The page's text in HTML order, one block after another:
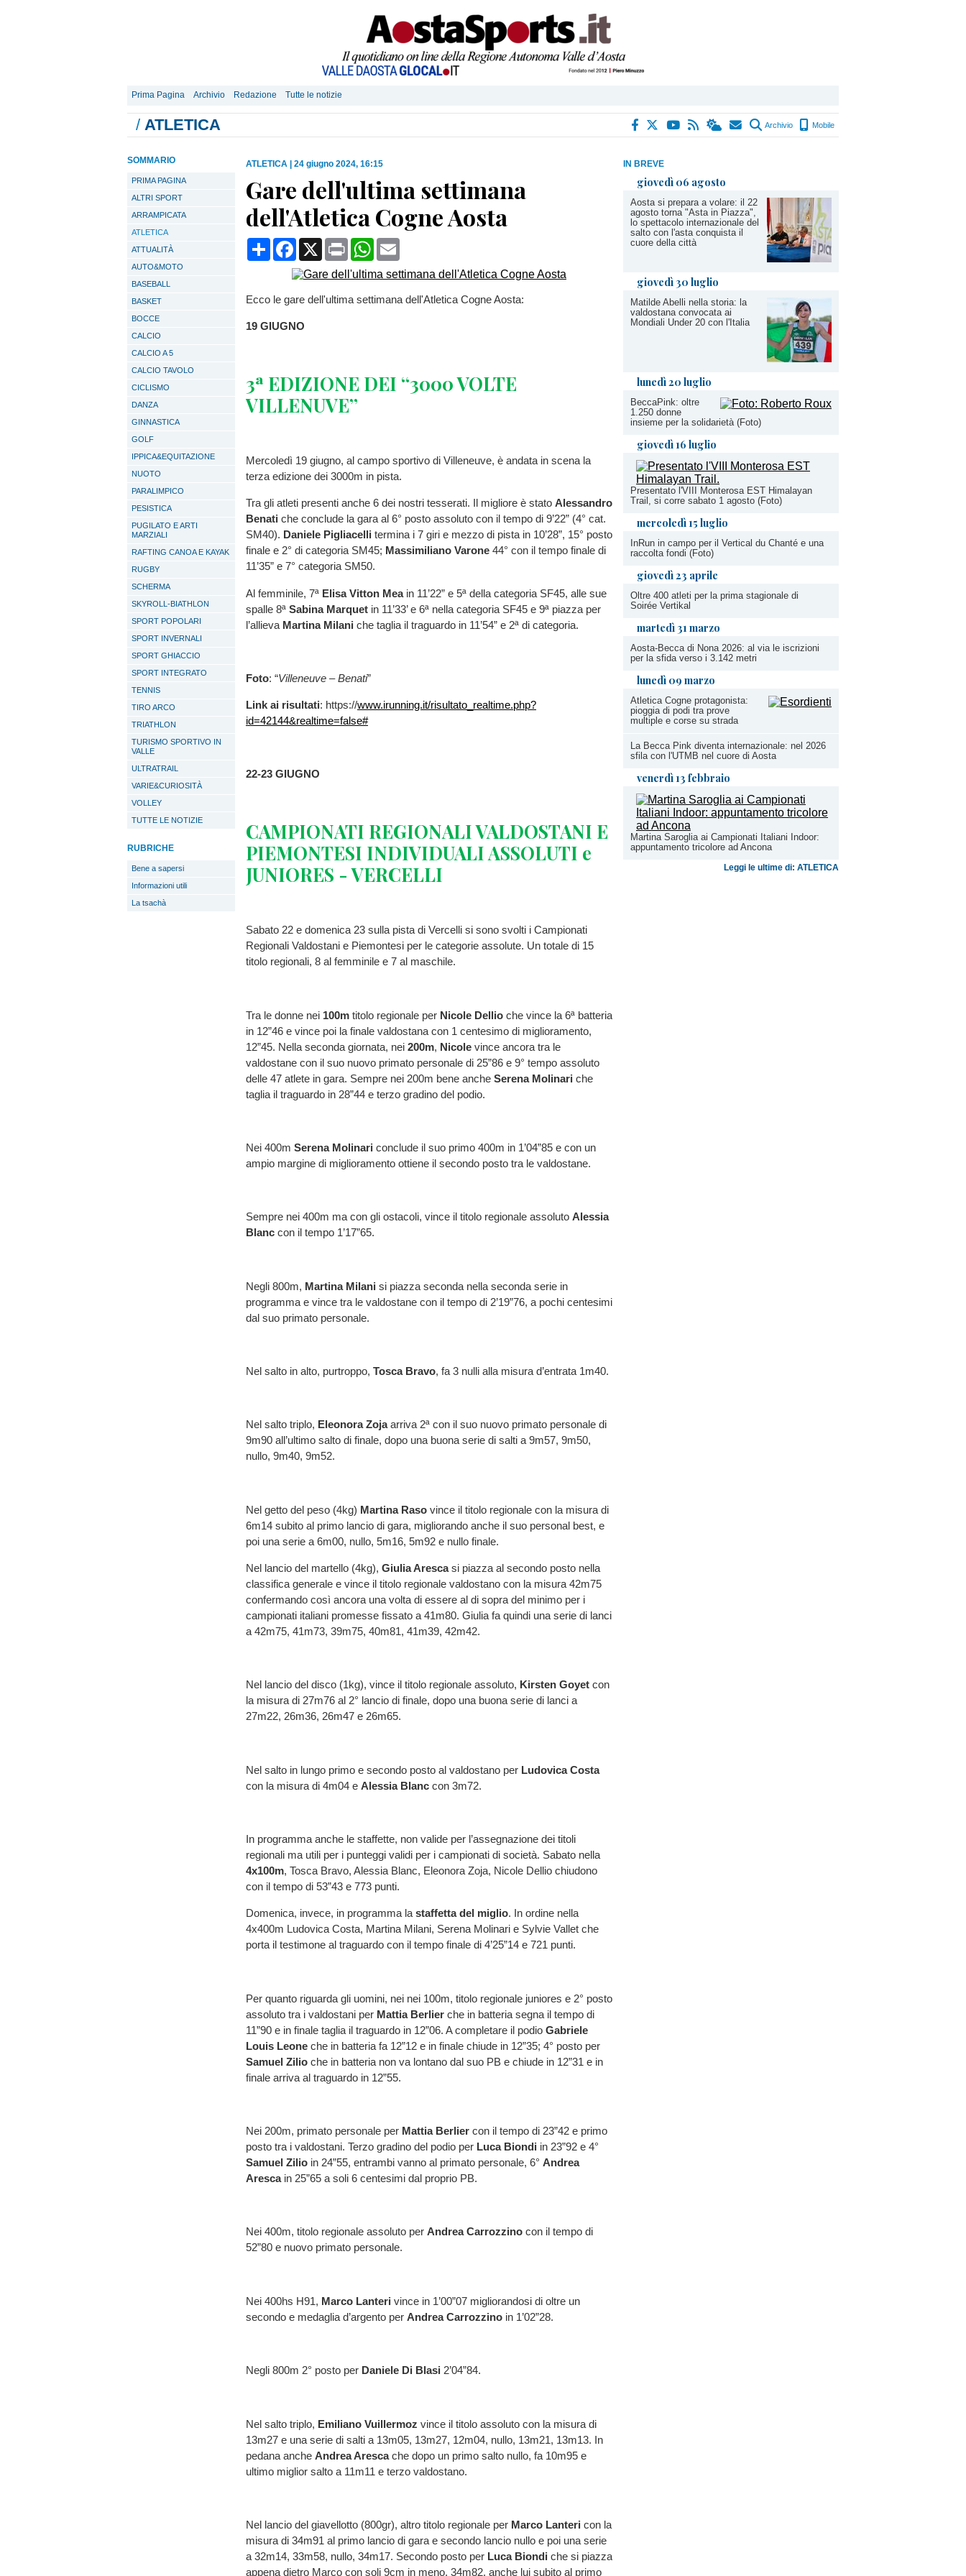
Prima Pagina Archivio Redazione Tutte le notizie
/ ATLETICA Archivio Mobile
IN BREVE
giovedì 06 agosto
Aosta si prepara a volare: il 22
agosto torna "Asta in Piazza",
lo spettacolo internazionale del
salto con l'asta conquista il
cuore della città
giovedì 30 luglio
Matilde Abelli nella storia: la
valdostana convocata ai
Mondiali Under 20 con l'Italia
lunedì 20 luglio
BeccaPink: oltre
1.250 donne
insieme per la solidarietà (Foto)
giovedì 16 luglio
Presentato l'VIII Monterosa EST Himalayan
Trail, si corre sabato 1 agosto (Foto)
mercoledì 15 luglio
InRun in campo per il Vertical du Chanté e una
raccolta fondi (Foto)
giovedì 23 aprile
Oltre 400 atleti per la prima stagionale di
Soirée Vertikal
martedì 31 marzo
Aosta-Becca di Nona 2026: al via le iscrizioni
per la sfida verso i 3.142 metri
lunedì 09 marzo
Atletica Cogne protagonista:
pioggia di podi tra prove
multiple e corse su strada
La Becca Pink diventa internazionale: nel 2026
sfila con l'UTMB nel cuore di Aosta
venerdì 13 febbraio
Martina Saroglia ai Campionati Italiani Indoor:
appuntamento tricolore ad Ancona
Leggi le ultime di: ATLETICA
SOMMARIO
PRIMA PAGINA
ALTRI SPORT
ARRAMPICATA
ATLETICA
ATTUALITÀ
AUTO&MOTO
BASEBALL
BASKET
BOCCE
CALCIO
CALCIO A 5
CALCIO TAVOLO
CICLISMO
DANZA
GINNASTICA
GOLF
IPPICA&EQUITAZIONE
NUOTO
PARALIMPICO
PESISTICA
PUGILATO E ARTI
MARZIALI
RAFTING CANOA E KAYAK
RUGBY
SCHERMA
SKYROLL-BIATHLON
SPORT POPOLARI
SPORT INVERNALI
SPORT GHIACCIO
SPORT INTEGRATO
TENNIS
TIRO ARCO
TRIATHLON
TURISMO SPORTIVO IN
VALLE
ULTRATRAIL
VARIE&CURIOSITÀ
VOLLEY
TUTTE LE NOTIZIE
RUBRICHE
Bene a sapersi
Informazioni utili
La tsachà
ATLETICA 24 giugno 2024, 16:15
Gare dell'ultima settimana
dell'Atletica Cogne Aosta
CondividiFacebook
X Print WhatsApp
Ecco le gare dell'ultima settimana dell'Atletica Cogne Aosta:
19 GIUGNO
3ª EDIZIONE DEI “3000VOLTE
VILLENUVE”
Mercoledì 19 giugno, al campo sportivo di Villeneuve, è andata in scena la
terza edizione dei 3000m in pista.
Tra gli atleti presenti anche 6 dei nostri tesserati. Il migliore è stato Alessandro
Benati che conclude la gara al 6° posto assoluto con il tempo di 9’22” (4° cat.
SM40). Daniele Pigliacelli termina i 7 giri e mezzo di pista in 10’28”, 15° posto
finale e 2° di categoria SM45; Massimiliano Varone 44° con il tempo finale di
11’35” e 7° categoria SM50.
Al femminile, 7ª Elisa Vitton Mea in 11’22” e 5ª della categoria SF45, alle sue
spalle 8ª Sabina Marquet in 11’33’ e 6ª nella categoria SF45 e 9ª piazza per
l’allieva Martina Milani che taglia il traguardo in 11’54” e 2ª di categoria.
Foto: “Villeneuve – Benati”
Link ai risultati: https://www.irunning.it/risultato_realtime.php?
id=42144&realtime=false#
22-23 GIUGNO
CAMPIONATI REGIONALIVALDOSTANI E
PIEMONTESI INDIVIDUALIASSOLUTI e
JUNIORES - VERCELLI
Sabato 22 e domenica 23 sulla pista di Vercelli si sono svolti i Campionati
Regionali Valdostani e Piemontesi per le categorie assolute. Un totale di 15
titolo regionali, 8 al femminile e 7 al maschile.
Tra le donne nei 100m titolo regionale per Nicole Dellio che vince la 6ª batteria
in 12”46 e vince poi la finale valdostana con 1 centesimo di miglioramento,
12”45. Nella seconda giornata, nei 200m, Nicole vince ancora tra le
valdostane con il suo nuovo primato personale di 25”86 e 9° tempo assoluto
delle 47 atlete in gara. Sempre nei 200m bene anche Serena Molinari che
taglia il traguardo in 28”44 e terzo gradino del podio.
Nei 400m Serena Molinari conclude il suo primo 400m in 1’04”85 e con un
ampio margine di miglioramento ottiene il secondo posto tra le valdostane.
Sempre nei 400m ma con gli ostacoli, vince il titolo regionale assoluto Alessia
Blanc con il tempo 1’17”65.
Negli 800m, Martina Milani si piazza seconda nella seconda serie in
programma e vince tra le valdostane con il tempo di 2’19”76, a pochi centesimi
dal suo primato personale.
Nel salto in alto, purtroppo, Tosca Bravo, fa 3 nulli alla misura d’entrata 1m40.
Nel salto triplo, Eleonora Zojaarriva 2ª con il suo nuovo primato personale di
9m90 all’ultimo salto di finale, dopo una buona serie di salti a 9m57, 9m50,
nullo, 9m40, 9m52.
Nel getto del peso (4kg) Martina Raso vince il titolo regionale con la misura di
6m14 subito al primo lancio di gara, migliorando anche il suo personal best, e
poi una serie a 6m00, nullo, 5m16, 5m92 e nullo finale.
Nel lancio del martello (4kg), Giulia Arescasi piazza al secondo posto nella
classifica generale e vince il titolo regionale valdostano con la misura 42m75
confermando così ancora una volta di essere al di sopra del minimo per i
campionati italiani promesse fissato a 41m80. Giulia fa quindi una serie di lanci
a 42m75, 41m73, 39m75, 40m81, 41m39, 42m42.
Nel lancio del disco (1kg), vince il titolo regionale assoluto, Kirsten Goyet con
la misura di 27m76 al 2° lancio di finale, dopo una buona serie di lanci a
27m22, 26m36, 26m47 e 26m65.
Nel salto in lungo primo e secondo posto al valdostano per Ludovica Costa
con la misura di 4m04 e Alessia Blanc con 3m72.
In programma anche le staffette, non valide per l’assegnazione dei titoli
regionali ma utili per i punteggi validi per i campionati di società. Sabato nella
4x100m, Tosca Bravo, Alessia Blanc, Eleonora Zoja, Nicole Dellio chiudono
con il tempo di 53”43 e 773 punti.
Domenica, invece, in programma la staffetta del miglio. In ordine nella
4x400m Ludovica Costa, Martina Milani, Serena Molinari e Sylvie Vallet che
porta il testimone al traguardo con il tempo finale di 4’25”14 e 721 punti.
Per quanto riguarda gli uomini, nei nei 100m, titolo regionale juniores e 2° posto
assoluto tra i valdostani per Mattia Berlier che in batteria segna il tempo di
11”90 e in finale taglia il traguardo in 12”06. A completare il podio Gabriele
Louis Leone che in batteria fa 12”12 e in finale chiude in 12”35; 4° posto per
Samuel Zilio che in batteria non va lontano dal suo PB e chiude in 12”31 e in
finale arriva al traguardo in 12”55.
Nei 200m, primato personale per Mattia Berlier con il tempo di 23”42 e primo
posto tra i valdostani. Terzo gradino del podio per Luca Biondi in 23”92 e 4°
Samuel Zilio in 24”55, entrambi vanno al primato personale, 6° Andrea
Aresca in 25”65 a soli 6 centesimi dal proprio PB.
Nei 400m, titolo regionale assoluto per Andrea Carrozzino con il tempo di
52”80 e nuovo primato personale.
Nei 400hs H91, Marco Lanteri vince in 1’00”07 migliorandosi di oltre un
secondo e medaglia d’argento per Andrea Carrozzino in 1’02”28.
Negli 800m 2° posto per Daniele Di Blasi 2’04”84.
Nel salto triplo, Emiliano Vuillermoz vince il titolo assoluto con la misura di
13m27 e una serie di salti a 13m05, 13m27, 12m04, nullo, 13m21, 13m13. In
pedana anche AndreaAresca che dopo un primo salto nullo, fa 10m95 e
ultimo miglior salto a 11m11 e terzo valdostano.
Nel lancio del giavellotto (800gr), altro titolo regionale per Marco Lanteri con la
misura di 34m91 al primo lancio di gara e secondo lancio nullo e poi una serie
a 32m14, 33m58, nullo, 34m17. Secondo posto per Luca Biondi che si piazza
appena dietro Marco con soli 9cm in meno, 34m82, anche lui subito al primo